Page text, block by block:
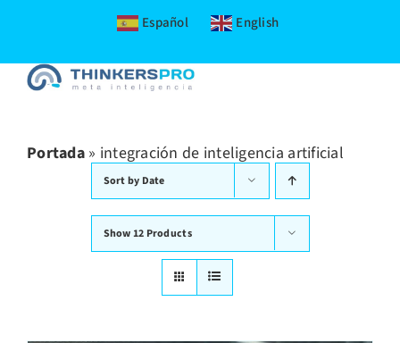
Español English
to
content
Portada» integración de inteligencia artificial
Sort by Date
Show12 Products